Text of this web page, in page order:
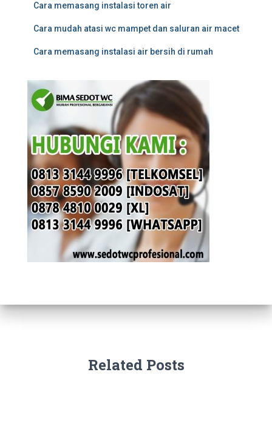
Cara memasang instalasi toren air
Cara mudah atasi wc mampet dan saluran air macet
Cara memasang instalasi air bersih di rumah
Related Posts